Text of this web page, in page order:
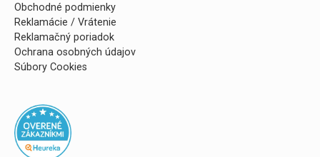
Obchodné podmienky
Reklamácie / Vrátenie
Reklamačný poriadok
Ochrana osobných údajov
Súbory Cookies